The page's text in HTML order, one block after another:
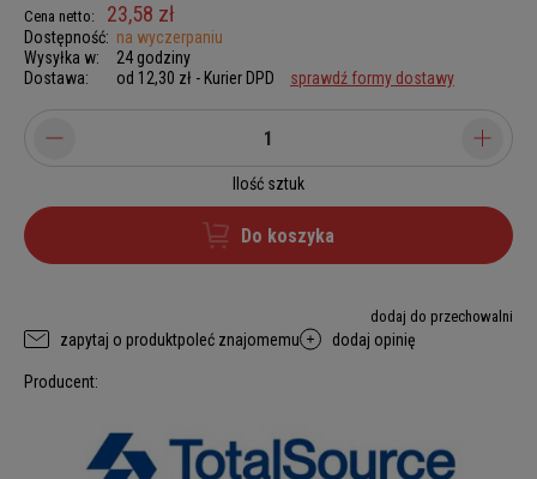
Cena netto: 23,58 zł
Dostępność: na wyczerpaniu
Wysyłka w:
24 godziny
Dostawa:
od 12,30 zł - Kurier DPD sprawdź formy dostawy
Ilość sztuk
Do koszyka
dodaj do przechowalni
zapytaj o produktpoleć znajomemu dodaj opinię
Producent: